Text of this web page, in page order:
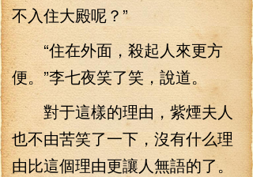
不入住大殿呢？”
“住在外面，殺起人來更方
便。”李七夜笑了笑，說道。
對于這樣的理由，紫煙夫人
也不由苦笑了一下，沒有什么理
由比這個理由更讓人無語的了。